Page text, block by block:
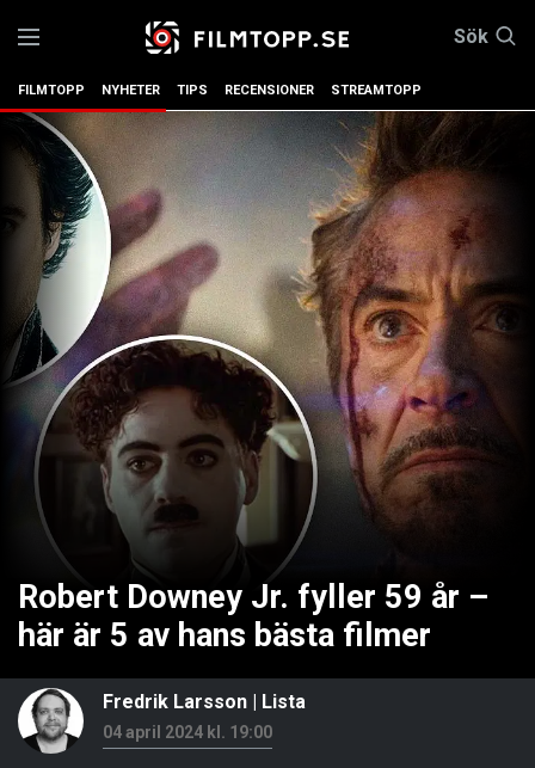
Sök
FILMTOPP NYHETER TIPS RECENSIONER STREAMTOPP
Robert Downey Jr. fyller 59 år –
här är 5 av hans bästa filmer
Fredrik Larsson | Lista
04 april 2024 kl. 19:00